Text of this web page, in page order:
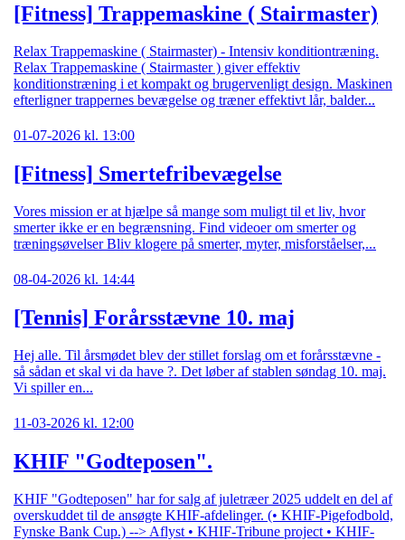
[Fitness] Trappemaskine ( Stairmaster)
Relax Trappemaskine ( Stairmaster) - Intensiv konditiontræning.
Relax Trappemaskine ( Stairmaster ) giver effektiv
konditionstræning i et kompakt og brugervenligt design. Maskinen
efterligner trappernes bevægelse og træner effektivt lår, balder...
01-07-2026 kl. 13:00
[Fitness] Smertefribevægelse
Vores mission er at hjælpe så mange som muligt til et liv, hvor
smerter ikke er en begrænsning. Find videoer om smerter og
træningsøvelser Bliv klogere på smerter, myter, misforståelser,...
08-04-2026 kl. 14:44
[Tennis] Forårsstævne 10. maj
Hej alle. Til årsmødet blev der stillet forslag om et forårsstævne -
så sådan et skal vi da have ?. Det løber af stablen søndag 10. maj.
Vi spiller en...
11-03-2026 kl. 12:00
KHIF "Godteposen".
KHIF "Godteposen" har for salg af juletræer 2025 uddelt en del af
overskuddet til de ansøgte KHIF-afdelinger. (• KHIF-Pigefodbold,
Fynske Bank Cup.) --> Aflyst • KHIF-Tribune project • KHIF-